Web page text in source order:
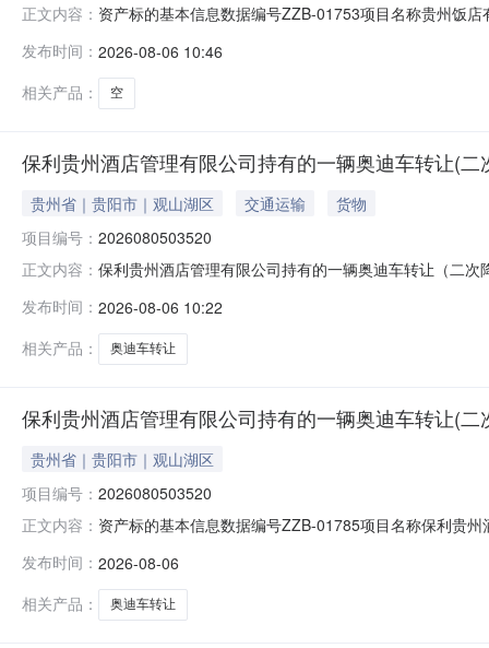
正文内容： 资产标的基本信息数据编号ZZB-01753项目名称贵州饭
让方现场踏勘自行判定。是否网上报名是一、简况基本
发布时间： 2026-08-06 10:46
相关产品：
空
保利贵州酒店管理有限公司持有的一辆奥迪车转让(二
贵州省｜贵阳市｜观山湖区 交通运输
货物
项目编号： 2026080503520
正文内容： 保利贵州酒店管理有限公司持有的一辆奥迪车转让（二
描述保利贵州酒店管理有限公司持有的一辆奥迪车转让
路88
发布时间： 2026-08-06 10:22
相关产品：
奥迪车转让
保利贵州酒店管理有限公司持有的一辆奥迪车转让(
贵州省｜贵阳市｜观山湖区
项目编号： 2026080503520
正文内容： 资产标的基本信息数据编号ZZB-01785项目名称保利贵
上报名是一、简况基本情况名称：保利贵州酒店管理有
发布时间： 2026-08-06
相关产品：
奥迪车转让